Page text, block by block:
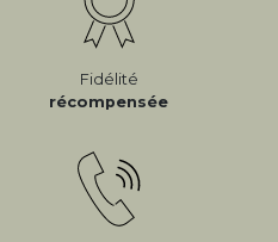
Fidélité
récompensée